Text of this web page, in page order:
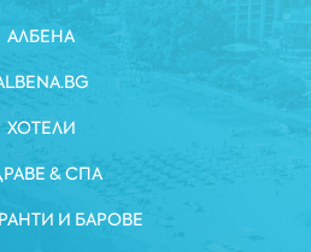
АЛБЕНА
ХОТЕЛИ
& СПА
И БАРОВЕ